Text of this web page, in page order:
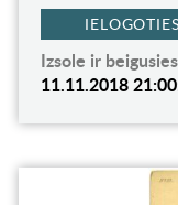
IELOGOTIES
Izsole ir
11.11.2018